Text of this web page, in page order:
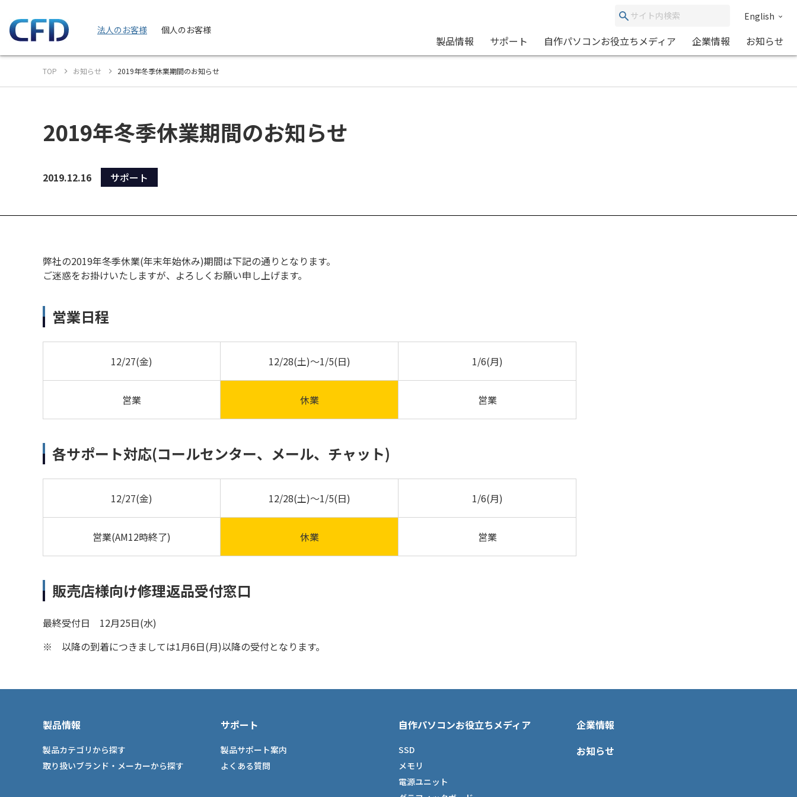
法人のお客様 個人のお客様
English
製品情報 サポート 自作パソコンお役立ちメディア 企業情報 お知らせ
TOP お知らせ 2019年冬季休業期間のお知らせ
2019年冬季休業期間のお知らせ
2019.12.16 サポート
弊社の2019年冬季休業(年末年始休み)期間は下記の通りとなります。
ご迷惑をお掛けいたしますが、よろしくお願い申し上げます。
営業日程
12/27(金) 12/28(土)～1/5(日) 1/6(月)
営業 休業 営業
各サポート対応(コールセンター、メール、チャット)
12/27(金) 12/28(土)～1/5(日) 1/6(月)
営業(AM12時終了) 休業 営業
販売店様向け修理返品受付窓口
最終受付日 12月25日(水)
※
以降の到着につきましては1月6日(月)以降の受付となります。
製品情報
製品カテゴリから探す
取り扱いブランド・メーカーから探す
サポート
製品サポート案内
よくある質問
自作パソコンお役立ちメディア
SSD
メモリ
電源ユニット
企業情報
お知らせ